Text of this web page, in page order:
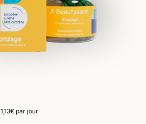
1,13€ par jour